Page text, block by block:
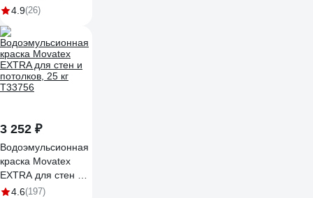
(банка; 500 мл)
4.9(26)
3 252 ₽
Водоэмульсионная
краска Movatex
EXTRA для стен и
потолков, 25 кг
4.6(197)